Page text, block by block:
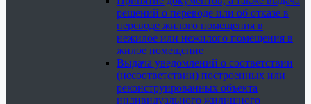
решений о переводе или об отказе в
переводе жилого помещения в
нежилое или нежилого помещения в
жилое помещение
Выдача уведомлений о соответствии
(несоответствии) построенных или
реконструированных объекта
индивидуального жилищного